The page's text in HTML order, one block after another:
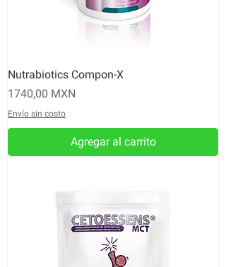
Nutrabiotics Compon-X
Precio
1740,00 MXN
Envío sin costo
Agregar al carrito